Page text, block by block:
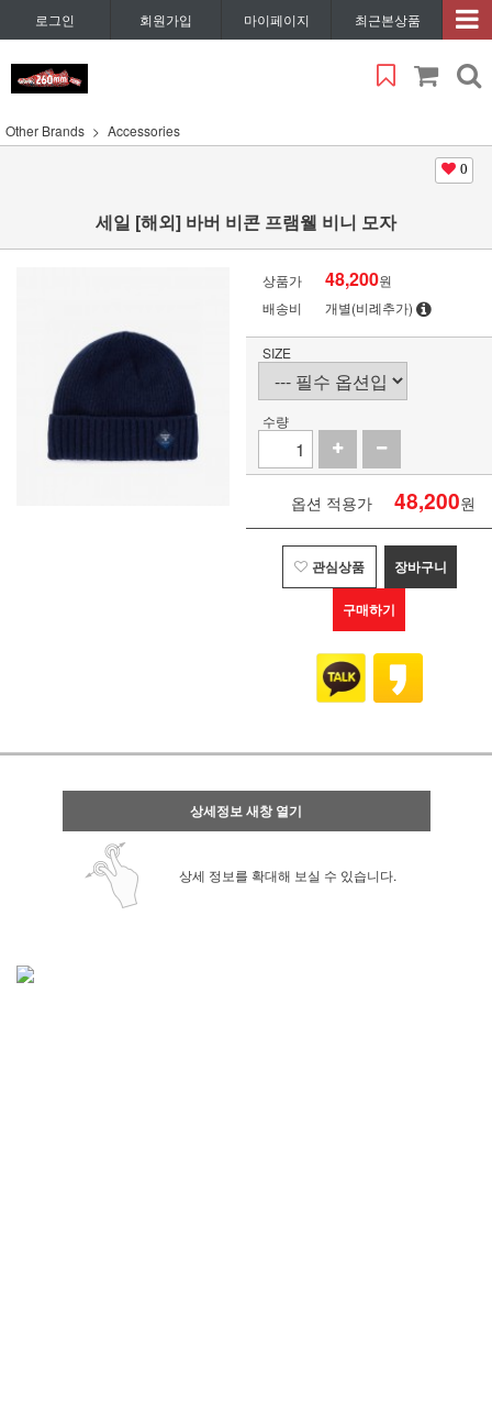
로그인 회원가입 마이페이지 최근본상품
Other Brands Accessories
0
세일 [해외] 바버 비콘 프램웰 비니 모자
상품가 48,200원
배송비
개별(비례추가)
SIZE
수량
옵션 적용가 48,200원
관심상품 장바구니
구매하기
상세정보 새창 열기
상세 정보를 확대해 보실 수 있습니다.